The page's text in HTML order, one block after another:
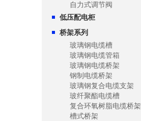
自力式调节阀
低压配电柜
桥架系列
玻璃钢电缆槽
玻璃钢电缆管箱
玻璃钢电缆桥架
钢制电缆桥架
玻璃钢复合电缆支架
玻纤聚酯电缆槽
复合环氧树脂电缆桥架
槽式桥架